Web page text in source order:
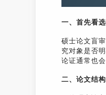
一、首先看
硕士论文盲
究对象是否
论证通常也会
二、论文结